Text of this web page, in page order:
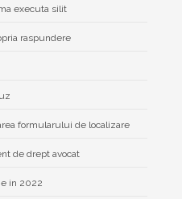
executa silit
raspundere
formularului de localizare
de drept avocat
in 2022